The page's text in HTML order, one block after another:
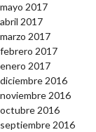
mayo 2017
abril 2017
marzo 2017
febrero 2017
enero 2017
diciembre 2016
noviembre 2016
octubre 2016
septiembre 2016